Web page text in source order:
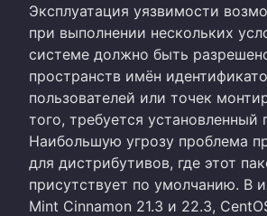
Эксплуатация уязвимости
при выполнении нескольких
системе должно быть
пространств имён
пользователей или точек
того, требуется установленный
Наибольшую угрозу проблема
для дистрибутивов, где этот
присутствует по умолчанию. В
Mint Cinnamon 21.3 и 22.3,